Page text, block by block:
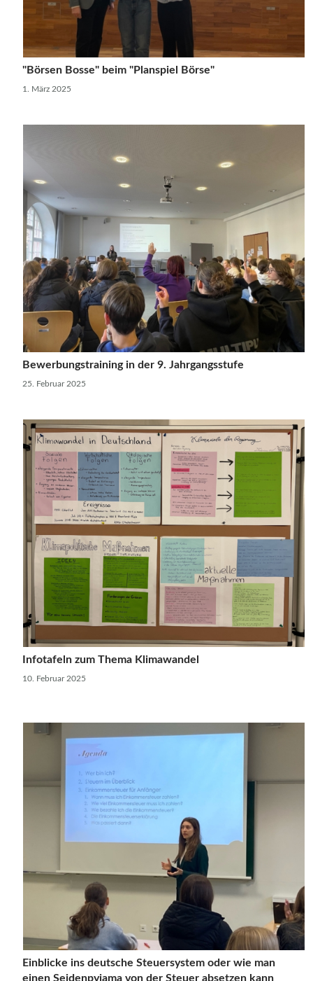
"Börsen Bosse" beim "Planspiel Börse"
1. März 2025
Bewerbungstraining in der 9. Jahrgangsstufe
25. Februar 2025
Infotafeln zum Thema Klimawandel
10. Februar 2025
Einblicke ins deutsche Steuersystem oder wie man
einen Seidenpyjama von der Steuer absetzen kann